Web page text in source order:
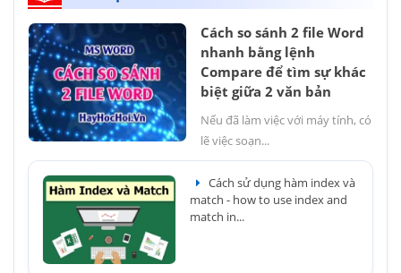
Cách so sánh 2 file Word
nhanh bằng lệnh
Compare để tìm sự khác
biệt giữa 2 văn bản
Nếu đã làm việc với máy tính, có
lẽ việc soạn...
Cách sử dụng hàm index và
match - how to use index and
match in...